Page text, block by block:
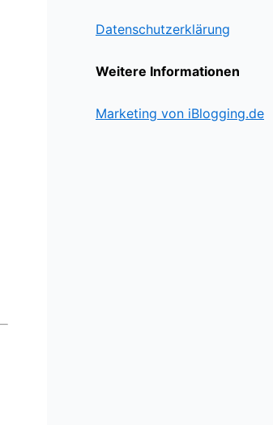
Datenschutzerklärung
Weitere Informationen
Marketing von iBlogging.de